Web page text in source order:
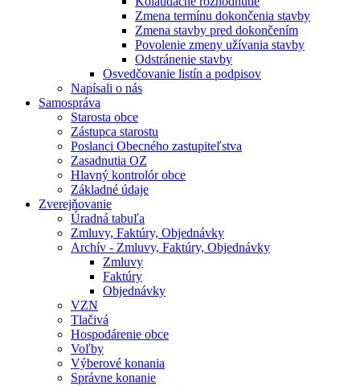
Zmena termínu dokončenia stavby
Zmena stavby pred dokončením
Povolenie zmeny užívania stavby
Odstránenie stavby
Osvedčovanie listín a podpisov
Napísali o nás
Samospráva
Starosta obce
Zástupca starostu
Poslanci Obecného zastupiteľstva
Zasadnutia OZ
Hlavný kontrolór obce
Základné údaje
Zverejňovanie
Úradná tabuľa
Zmluvy, Faktúry, Objednávky
Archív - Zmluvy, Faktúry, Objednávky
Zmluvy
Faktúry
Objednávky
VZN
Tlačivá
Hospodárenie obce
Voľby
Výberové konania
Správne konanie